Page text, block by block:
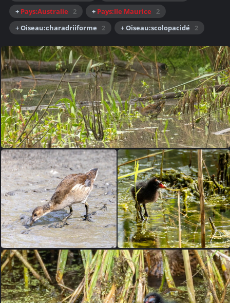
+ Pays:Australie 2 + Pays:Ile Maurice
2
+ Oiseau:charadriiforme
2 + Oiseau:scolopacidé 2